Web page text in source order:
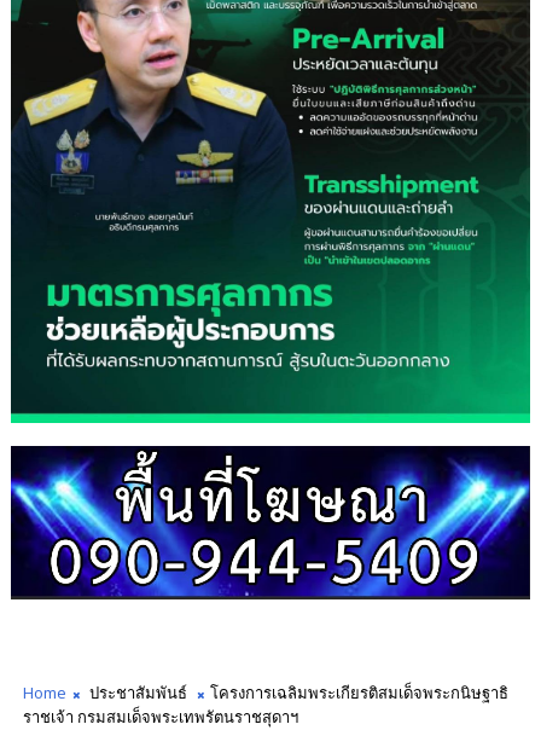
Home ประชาสัมพันธ์
โครงการเฉลิมพระเกียรติสมเด็จพระกนิษฐาธิ
ราชเจ้า กรมสมเด็จพระเทพรัตนราชสุดาฯ